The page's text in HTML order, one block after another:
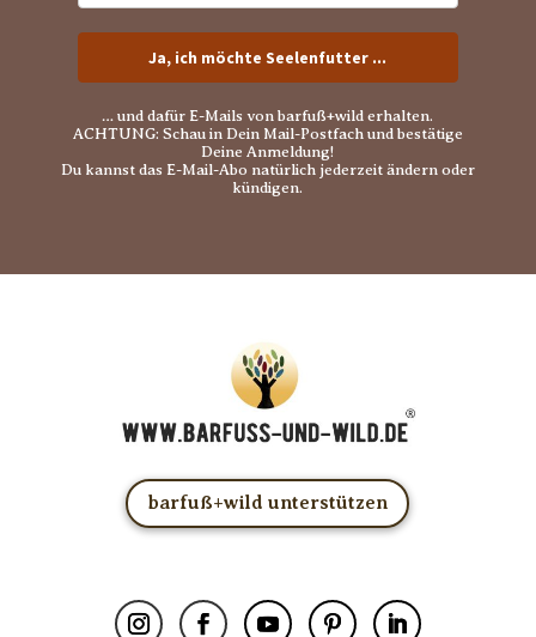
Ja, ich möchte Seelenfutter ...
… und dafür E-Mails von barfuß+wild erhalten.
ACHTUNG: Schau in Dein Mail-Postfach und bestätige
Deine Anmeldung!
Du kannst das E-Mail-Abo natürlich jederzeit ändern oder
kündigen.
barfuß+wild unterstützen